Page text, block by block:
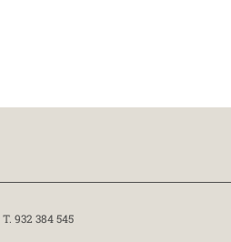
T. 932 384 545